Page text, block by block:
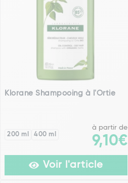
Klorane Shampooing à l'Ortie
200 ml 400 ml
à partir de
9,10€
Voir l'article